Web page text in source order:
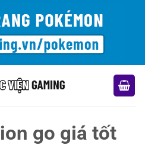
go giá tốt